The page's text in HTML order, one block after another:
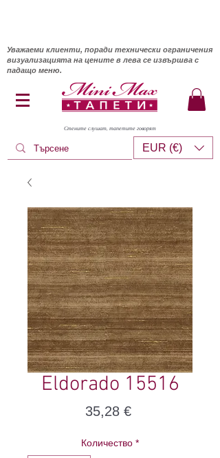
Уважаеми клиенти, поради технически ограничения
визуализацията на цените в лева се извършва с
падащо меню.
Стените слушат, тапетите говорят
EUR (€)
Eldorado 15516
35,28 €Цена
Количество *